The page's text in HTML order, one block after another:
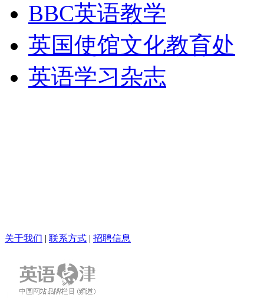
BBC英语教学
英国使馆文化教育处
英语学习杂志
关于我们 | 联系方式 | 招聘信息